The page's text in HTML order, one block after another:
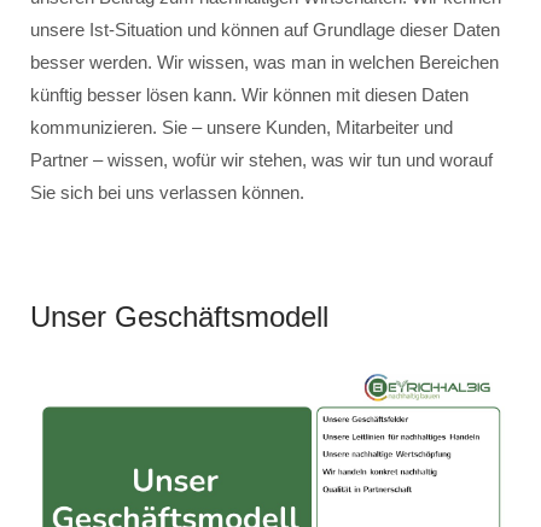
unsere Ist-Situation und können auf Grundlage dieser Daten
besser werden. Wir wissen, was man in welchen Bereichen
künftig besser lösen kann. Wir können mit diesen Daten
kommunizieren. Sie – unsere Kunden, Mitarbeiter und
Partner – wissen, wofür wir stehen, was wir tun und worauf
Sie sich bei uns verlassen können.
Unser Geschäftsmodell